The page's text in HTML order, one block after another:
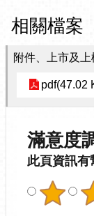
相關檔案
附件、上市及
pdf(47.02
滿意度
此頁資訊有